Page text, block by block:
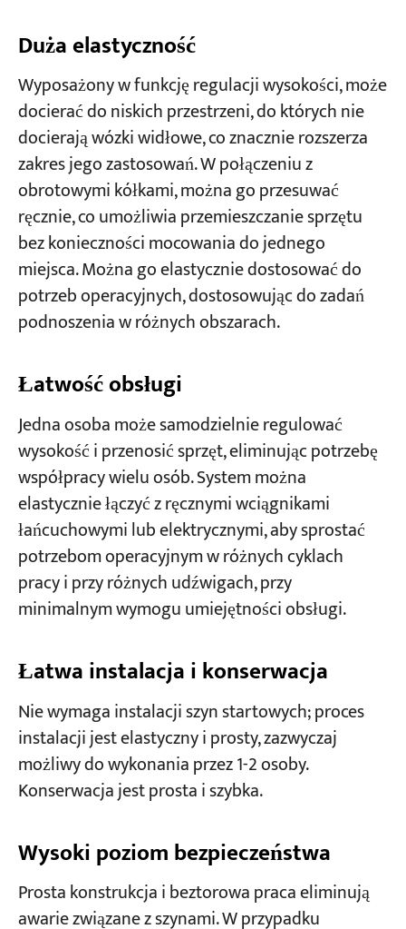
Duża elastyczność
Wyposażony w funkcję regulacji wysokości, może
docierać do niskich przestrzeni, do których nie
docierają wózki widłowe, co znacznie rozszerza
zakres jego zastosowań. W połączeniu z
obrotowymi kółkami, można go przesuwać
ręcznie, co umożliwia przemieszczanie sprzętu
bez konieczności mocowania do jednego
miejsca. Można go elastycznie dostosować do
potrzeb operacyjnych, dostosowując do zadań
podnoszenia w różnych obszarach.
Łatwość obsługi
Jedna osoba może samodzielnie regulować
wysokość i przenosić sprzęt, eliminując potrzebę
współpracy wielu osób. System można
elastycznie łączyć z ręcznymi wciągnikami
łańcuchowymi lub elektrycznymi, aby sprostać
potrzebom operacyjnym w różnych cyklach
pracy i przy różnych udźwigach, przy
minimalnym wymogu umiejętności obsługi.
Łatwa instalacja i konserwacja
Nie wymaga instalacji szyn startowych; proces
instalacji jest elastyczny i prosty, zazwyczaj
możliwy do wykonania przez 1-2 osoby.
Konserwacja jest prosta i szybka.
Wysoki poziom bezpieczeństwa
Prosta konstrukcja i beztorowa praca eliminują
awarie związane z szynami. W przypadku